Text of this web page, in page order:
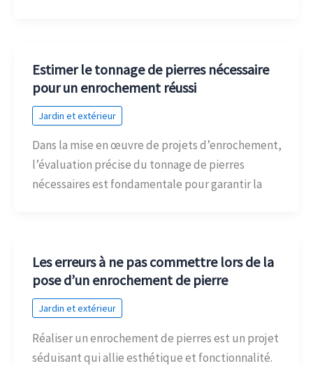
Estimer le tonnage de pierres nécessaire
pour un enrochement réussi
Jardin et extérieur
Dans la mise en œuvre de projets d’enrochement,
l’évaluation précise du tonnage de pierres
nécessaires est fondamentale pour garantir la
Les erreurs à ne pas commettre lors de la
pose d’un enrochement de pierre
Jardin et extérieur
Réaliser un enrochement de pierres est un projet
séduisant qui allie esthétique et fonctionnalité.